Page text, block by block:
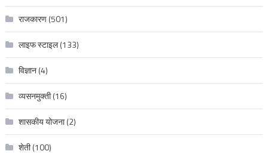
राजकारण(501)
लाइफ स्टाइल(133)
विज्ञान(4)
व्यसनमुक्ती(16)
शासकीय योजना(2)
शेती(100)